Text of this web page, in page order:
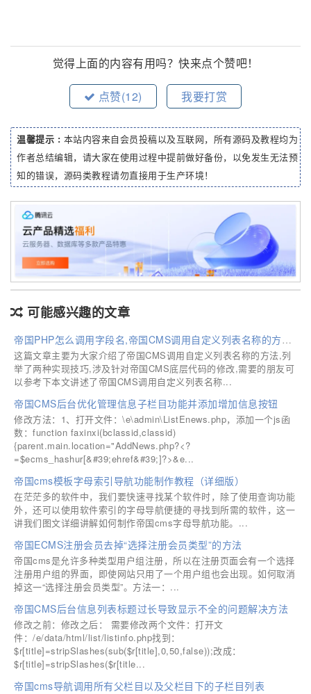
觉得上面的内容有用吗？快来点个赞吧！
点赞(12) 我要打赏
温馨提示 : 本站内容来自会员投稿以及互联网，所有源码及教程均为
作者总结编辑，请大家在使用过程中提前做好备份，以免发生无法预
知的错误，源码类教程请勿直接用于生产环境！
可能感兴趣的文章
帝国PHP怎么调用字段名,帝国CMS调用自定义列表名称的方法(简单二次开发实现)
这篇文章主要为大家介绍了帝国CMS调用自定义列表名称的方法,列
举了两种实现技巧,涉及针对帝国CMS底层代码的修改,需要的朋友可
以参考下本文讲述了帝国CMS调用自定义列表名称...
帝国CMS后台优化管理信息子栏目功能并添加增加信息按钮
修改方法：1、打开文件：\e\admin\ListEnews.php，添加一个js函
数：function faxinxi(bclassid,classid)
{parent.main.location="AddNews.php?<?
=$ecms_hashur[&#39;ehref&#39;]?>&e...
帝国cms模板字母索引导航功能制作教程（详细版）
在茫茫多的软件中，我们要快速寻找某个软件时，除了使用查询功能
外，还可以使用软件索引的字母导航便捷的寻找到所需的软件，这一
讲我们图文详细讲解如何制作帝国cms字母导航功能。...
帝国ECMS注册会员去掉“选择注册会员类型”的方法
帝国cms是允许多种类型用户组注册，所以在注册页面会有一个选择
注册用户组的界面，即使网站只用了一个用户组也会出现。如何取消
掉这一“选择注册会员类型”。方法一：...
帝国CMS后台信息列表标题过长导致显示不全的问题解决方法
修改之前：修改之后： 需要修改两个文件：打开文
件：/e/data/html/list/listinfo.php找到：
$r[title]=stripSlashes(sub($r[title],0,50,false));改成：
$r[title]=stripSlashes($r[title...
帝国cms导航调用所有父栏目以及父栏目下的子栏目列表